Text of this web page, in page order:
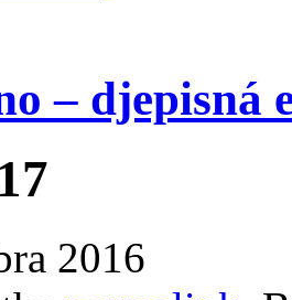
– djepisná
2016